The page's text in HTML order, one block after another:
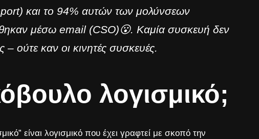
και το 94% αυτών των μολύνσεων
μέσω email (CSO)😮. Καμία συσκευή δεν
– ούτε καν οι κινητές συσκευές.
λογισμικό;
είναι λογισμικό που έχει γραφτεί με σκοπό την